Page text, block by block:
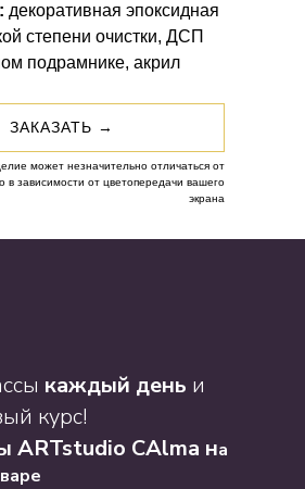
ЗАКАЗАТЬ →
декоративная эпоксидная
степени очистки, ДСП
подрамнике, акрил
может незначительно отличаться от
в зависимости от цветопередачи вашего
экрана
каждый день и
курс!
ARTstudio CAlma на